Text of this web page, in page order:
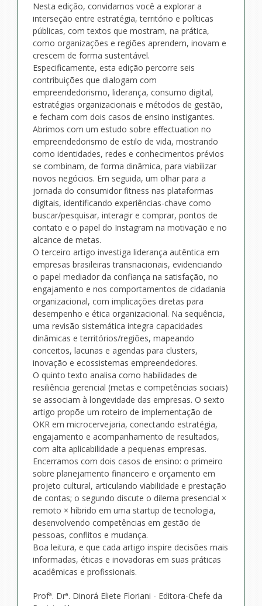
Nesta edição, convidamos você a explorar a
interseção entre estratégia, território e políticas
públicas, com textos que mostram, na prática,
como organizações e regiões aprendem, inovam e
crescem de forma sustentável.
Especificamente, esta edição percorre seis
contribuições que dialogam com
empreendedorismo, liderança, consumo digital,
estratégias organizacionais e métodos de gestão,
e fecham com dois casos de ensino instigantes.
Abrimos com um estudo sobre effectuation no
empreendedorismo de estilo de vida, mostrando
como identidades, redes e conhecimentos prévios
se combinam, de forma dinâmica, para viabilizar
novos negócios. Em seguida, um olhar para a
jornada do consumidor fitness nas plataformas
digitais, identificando experiências-chave como
buscar/pesquisar, interagir e comprar, pontos de
contato e o papel do Instagram na motivação e no
alcance de metas.
O terceiro artigo investiga liderança autêntica em
empresas brasileiras transnacionais, evidenciando
o papel mediador da confiança na satisfação, no
engajamento e nos comportamentos de cidadania
organizacional, com implicações diretas para
desempenho e ética organizacional. Na sequência,
uma revisão sistemática integra capacidades
dinâmicas e territórios/regiões, mapeando
conceitos, lacunas e agendas para clusters,
inovação e ecossistemas empreendedores.
O quinto texto analisa como habilidades de
resiliência gerencial (metas e competências sociais)
se associam à longevidade das empresas. O sexto
artigo propõe um roteiro de implementação de
OKR em microcervejaria, conectando estratégia,
engajamento e acompanhamento de resultados,
com alta aplicabilidade a pequenas empresas.
Encerramos com dois casos de ensino: o primeiro
sobre planejamento financeiro e orçamento em
projeto cultural, articulando viabilidade e prestação
de contas; o segundo discute o dilema presencial ×
remoto × híbrido em uma startup de tecnologia,
desenvolvendo competências em gestão de
pessoas, conflitos e mudança.
Boa leitura, e que cada artigo inspire decisões mais
informadas, éticas e inovadoras em suas práticas
acadêmicas e profissionais.
Profª. Drª. Dinorá Eliete Floriani - Editora-Chefe da